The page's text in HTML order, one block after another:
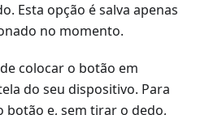
Esta opção é salva apenas
no momento.
colocar o botão em
do seu dispositivo. Para
botão e, sem tirar o dedo,